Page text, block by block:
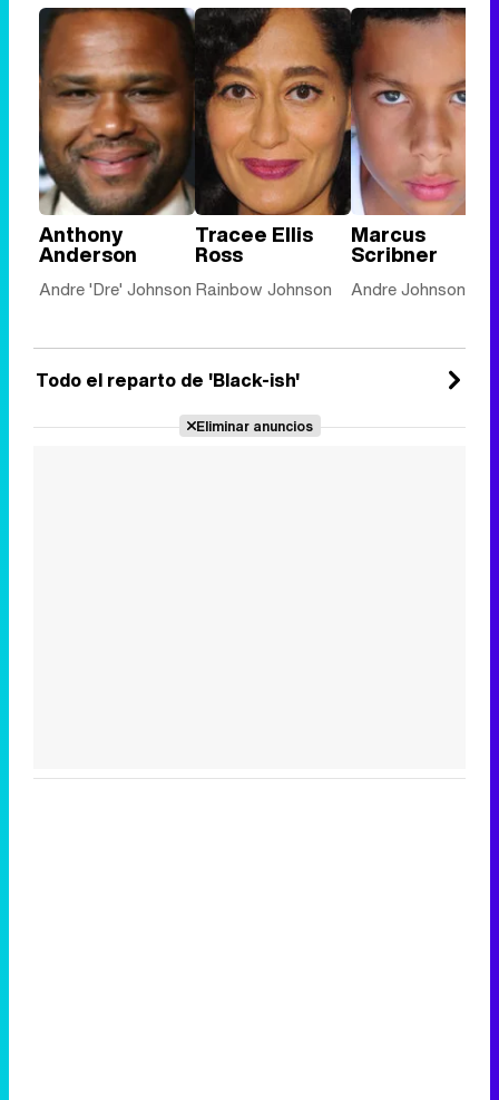
Anthony
Anderson
Andre 'Dre' Johnson
Tracee Ellis
Ross
Rainbow Johnson
Marcus
Scribner
Andre Johnson, Jr.
Todo el reparto de 'Black-ish'
Eliminar anuncios